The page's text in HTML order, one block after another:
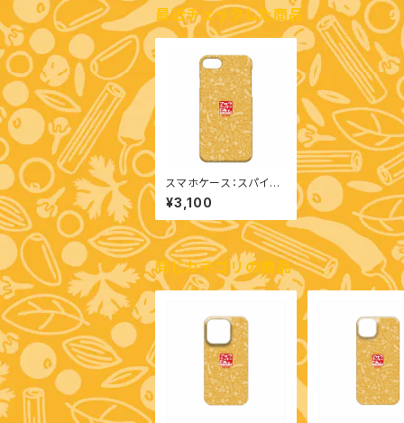
最近チェックした商品
スマホケース：スパイス
柄（iPhone SE(第2/第
3世代)/iPhone 8/iPh
one 7）
¥3,100
同じカテゴリの商品